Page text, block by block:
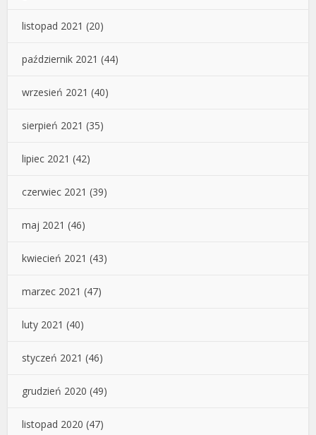
listopad 2021 (20)
październik 2021 (44)
wrzesień 2021 (40)
sierpień 2021 (35)
lipiec 2021 (42)
czerwiec 2021 (39)
maj 2021 (46)
kwiecień 2021 (43)
marzec 2021 (47)
luty 2021 (40)
styczeń 2021 (46)
grudzień 2020 (49)
listopad 2020 (47)